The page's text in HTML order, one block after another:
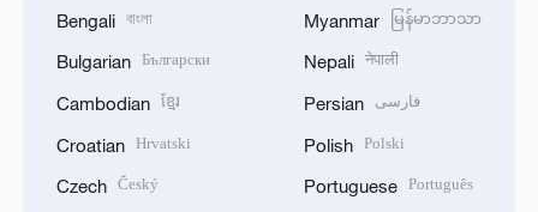
Bengali বাংলা
Bulgarian Български
Cambodian ខ្មែរ
Croatian Hrvatski
Czech Český
Myanmar မြန်မာဘာသာ
Nepali नेपाली
Persian فارسی
Polish Polski
Portuguese Português